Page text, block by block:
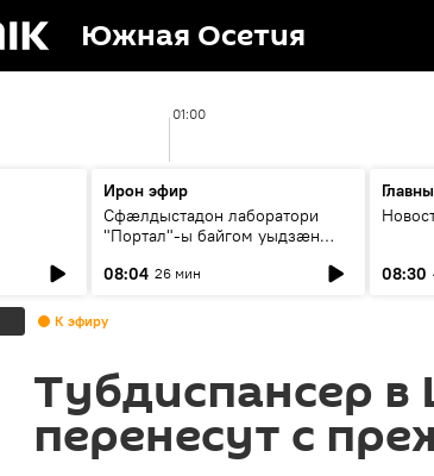
Южная Осетия
01:00
Ирон эфир
Сфæлдыстадон лаборатори
"Портал"-ы байгом уыдзæн
Æхсары куыстыты равдыст
08:04 26 мин 08:30
К эфиру
Тубдиспансер в
перенесут с